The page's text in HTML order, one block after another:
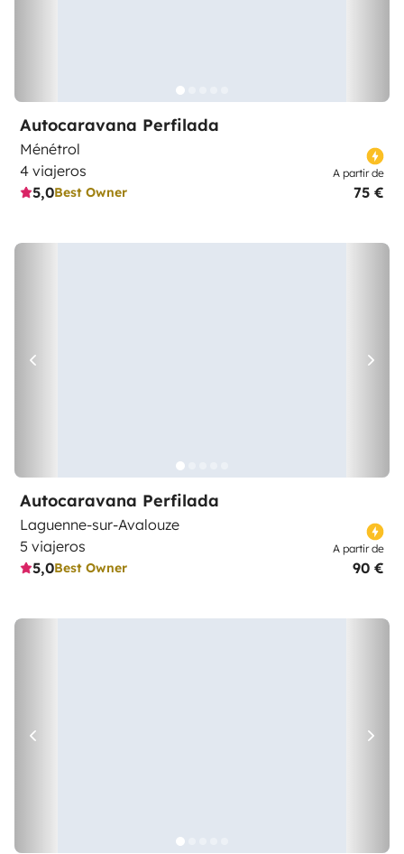
Autocaravana Perfilada
Ménétrol
4 viajeros
5,0Best Owner
A partir de
75 €
Autocaravana Perfilada
Laguenne-sur-Avalouze
5 viajeros
5,0Best Owner
A partir de
90 €